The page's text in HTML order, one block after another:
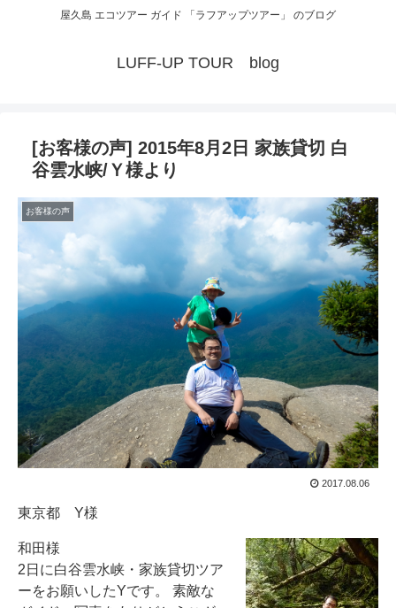
屋久島 エコツアー ガイド 「ラフアップツアー」 のブログ
LUFF-UP TOUR blog
[お客様の声] 2015年8月2日 家族貸切 白
谷雲水峡/Ｙ様より
お客様の声
2017.08.06
東京都 Y様
和田様
2日に白谷雲水峡・家族貸切ツア
ーをお願いしたYです。 素敵な